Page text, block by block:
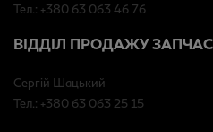
Тел.: +380 63 063 46 76
ВІДДІЛ ПРОДАЖУ
Сергій Шацький
Тел.: +380 63 063 25 15